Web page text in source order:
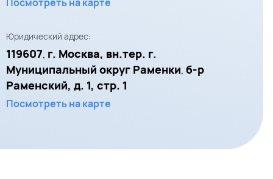
Юридический адрес:
119607, г. Москва, вн.тер. г.
Муниципальный округ Раменки, б-р
Раменский, д. 1, стр. 1
Посмотреть на карте